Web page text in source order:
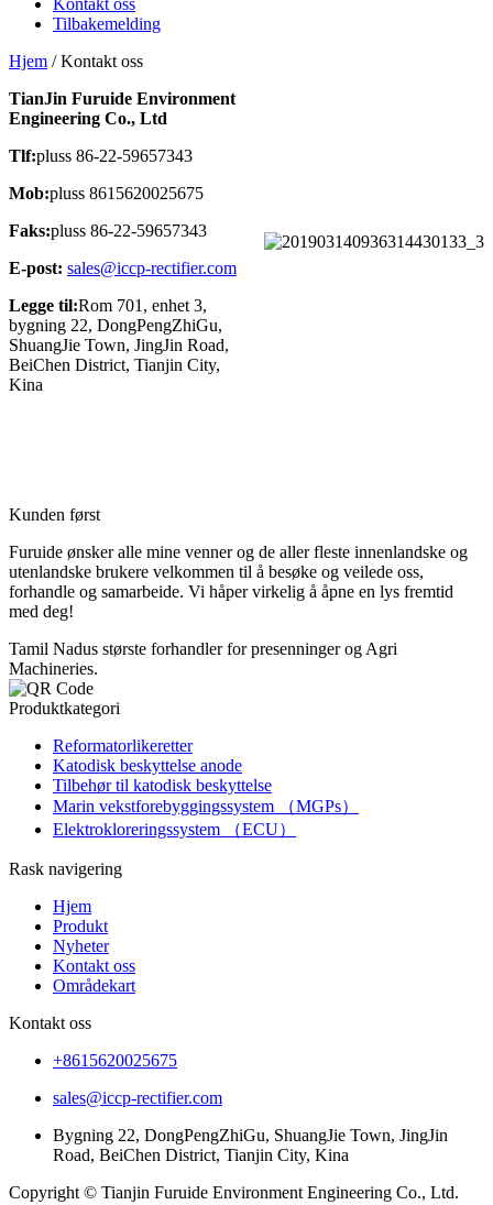
Tilbakemelding
Hjem /Kontakt oss
TianJin Furuide Environment
Engineering Co., Ltd
Tlf:pluss 86-22-59657343
Mob:pluss 8615620025675
Faks:pluss 86-22-59657343
E-post: sales@iccp-rectifier.com
Legge til:Rom 701, enhet 3,
bygning 22, DongPengZhiGu,
ShuangJie Town, JingJin Road,
BeiChen District, Tianjin City,
Kina
Kunden først
Furuide ønsker alle mine venner og de aller fleste innenlandske og
utenlandske brukere velkommen til å besøke og veilede oss,
forhandle og samarbeide. Vi håper virkelig å åpne en lys fremtid
med deg!
Tamil Nadus største forhandler for presenninger og Agri
Machineries.
Produktkategori
Reformatorlikeretter
Katodisk beskyttelse anode
Tilbehør til katodisk beskyttelse
Marin vekstforebyggingssystem （MGPs）
Elektrokloreringssystem （ECU）
Rask navigering
Hjem
Produkt
Nyheter
Kontakt oss
Områdekart
Kontakt oss
+8615620025675
sales@iccp-rectifier.com
Bygning 22, DongPengZhiGu, ShuangJie Town, JingJin
Road, BeiChen District, Tianjin City, Kina
Copyright © Tianjin Furuide Environment Engineering Co., Ltd.